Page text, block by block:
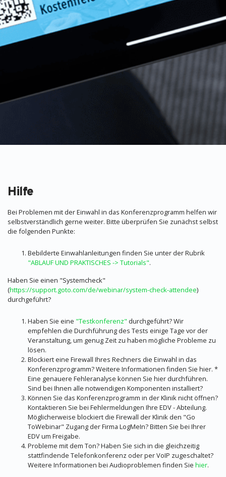
Hilfe
Bei Problemen mit der Einwahl in das Konferenzprogramm helfen wir
selbstverständlich gerne weiter. Bitte überprüfen Sie zunächst selbst
die folgenden Punkte:
Bebilderte Einwahlanleitungen finden Sie unter der Rubrik
"ABLAUF UND PRAKTISCHES -> Tutorials".
Haben Sie einen "Systemcheck"
(https://support.goto.com/de/webinar/system-check-attendee)
durchgeführt?
Haben Sie eine "Testkonferenz" durchgeführt? Wir
empfehlen die Durchführung des Tests einige Tage vor der
Veranstaltung, um genug Zeit zu haben mögliche Probleme zu
lösen.
Blockiert eine Firewall Ihres Rechners die Einwahl in das
Konferenzprogramm? Weitere Informationen finden Sie hier. *
Eine genauere Fehleranalyse können Sie hier durchführen.
Sind bei Ihnen alle notwendigen Komponenten installiert?
Können Sie das Konferenzprogramm in der Klinik nicht öffnen?
Kontaktieren Sie bei Fehlermeldungen Ihre EDV - Abteilung.
Möglicherweise blockiert die Firewall der Klinik den "Go
ToWebinar" Zugang der Firma LogMeIn? Bitten Sie bei Ihrer
EDV um Freigabe.
Probleme mit dem Ton? Haben Sie sich in die gleichzeitig
stattfindende Telefonkonferenz oder per VoIP zugeschaltet?
Weitere Informationen bei Audioproblemen finden Sie hier.